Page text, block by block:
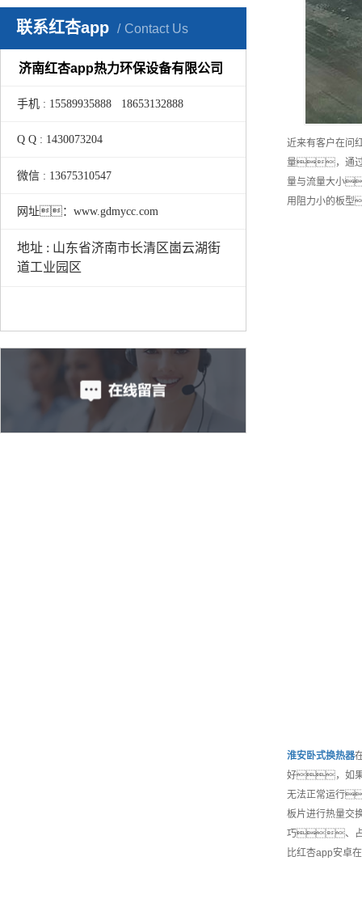
联系红杏app Contact Us
济南红杏app热力环保设备有限公司
手机 : 15589935888 18653132888
Q Q : 1430073204
微信 : 13675310547
网址：www.gdmycc.com
地址 : 山东省济南市长清区崮云湖街
道工业园区
近来有客户在
量，通过
量与流量大小
用阻力小的板
淮安卧式换热器
好，如果
无法正常运行
板片进行热量
巧、占
比红杏app安